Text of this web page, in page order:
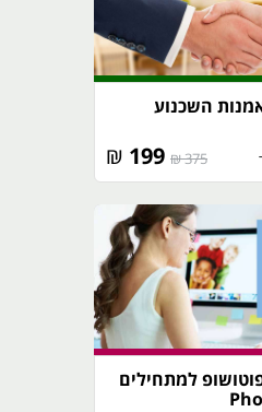
אמנות השכנוע
375 ₪
₪
פוטושופ למתחילים